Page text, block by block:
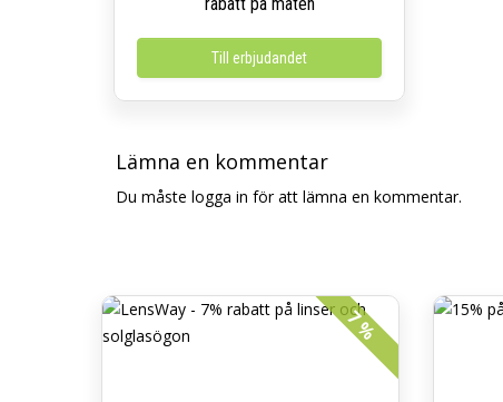
Till erbjudandet
Lämna en kommentar
Du måste logga in för att lämna en kommentar.
7 %